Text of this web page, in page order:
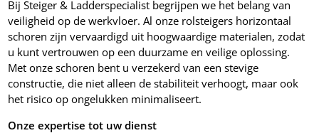
Bij Steiger & Ladderspecialist begrijpen we het belang van
veiligheid op de werkvloer. Al onze rolsteigers horizontaal
schoren zijn vervaardigd uit hoogwaardige materialen, zodat
u kunt vertrouwen op een duurzame en veilige oplossing.
Met onze schoren bent u verzekerd van een stevige
constructie, die niet alleen de stabiliteit verhoogt, maar ook
het risico op ongelukken minimaliseert.
Onze expertise tot uw dienst